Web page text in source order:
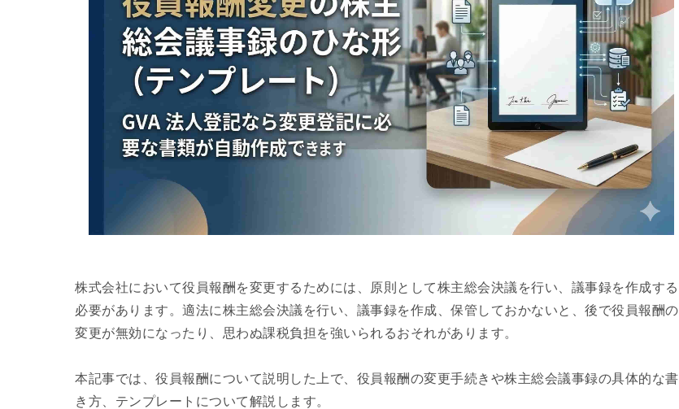
株式会社において役員報酬を変更するためには、原則として株主総会決議を行い、議事録を作成する
必要があります。適法に株主総会決議を行い、議事録を作成、保管しておかないと、後で役員報酬の
変更が無効になったり、思わぬ課税負担を強いられるおそれがあります。
本記事では、役員報酬について説明した上で、役員報酬の変更手続きや株主総会議事録の具体的な書
き方、テンプレートについて解説します。